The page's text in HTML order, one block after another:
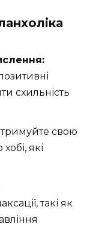
схильність
свою
які
такі як